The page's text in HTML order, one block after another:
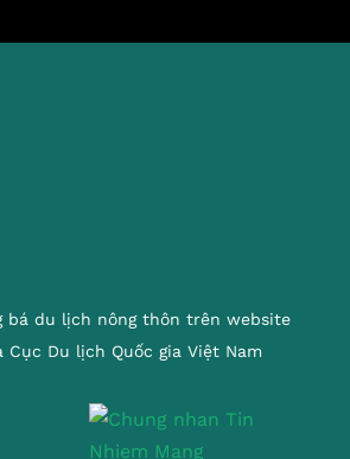
bá du lịch nông thôn trên website
Du lịch Quốc gia Việt Nam